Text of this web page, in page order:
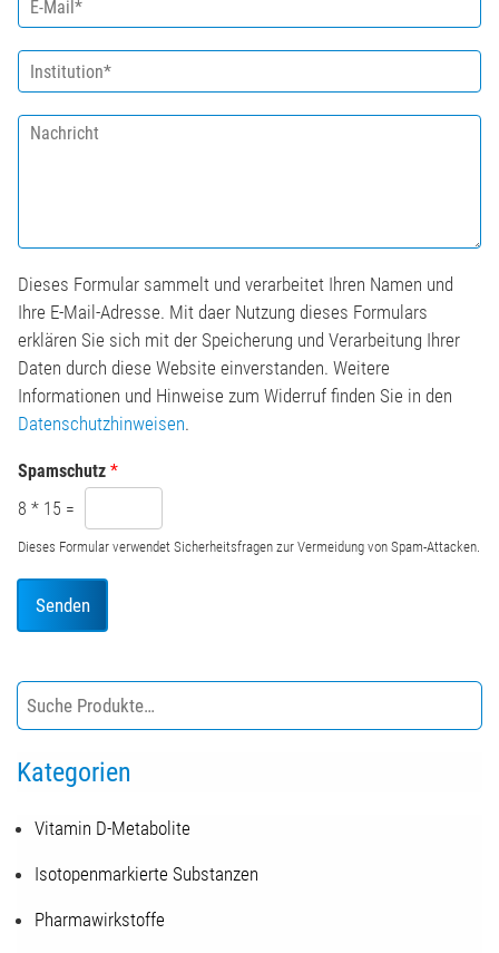
*
i
I
n
*
N
h
t
*
Dieses Formular sammelt und verarbeitet Ihren Namen und
Ihre E-Mail-Adresse. Mit daer Nutzung dieses Formulars
erklären Sie sich mit der Speicherung und Verarbeitung Ihrer
Daten durch diese Website einverstanden. Weitere
Informationen und Hinweise zum Widerruf finden Sie in den
Datenschutzhinweisen.
Spamschutz *
8 * 15 =
Dieses Formular verwendet Sicherheitsfragen zur Vermeidung von Spam-Attacken.
Senden
Kategorien
Vitamin D-Metabolite
Isotopenmarkierte Substanzen
Pharmawirkstoffe